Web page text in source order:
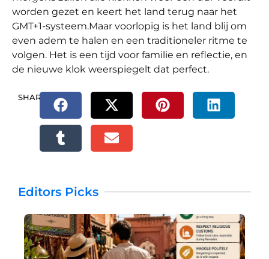
worden gezet en keert het land terug naar het
GMT+1-systeem.Maar voorlopig is het land blij om
even adem te halen en een traditioneler ritme te
volgen. Het is een tijd voor familie en reflectie, en
de nieuwe klok weerspiegelt dat perfect.
SHARE.
Editors Picks